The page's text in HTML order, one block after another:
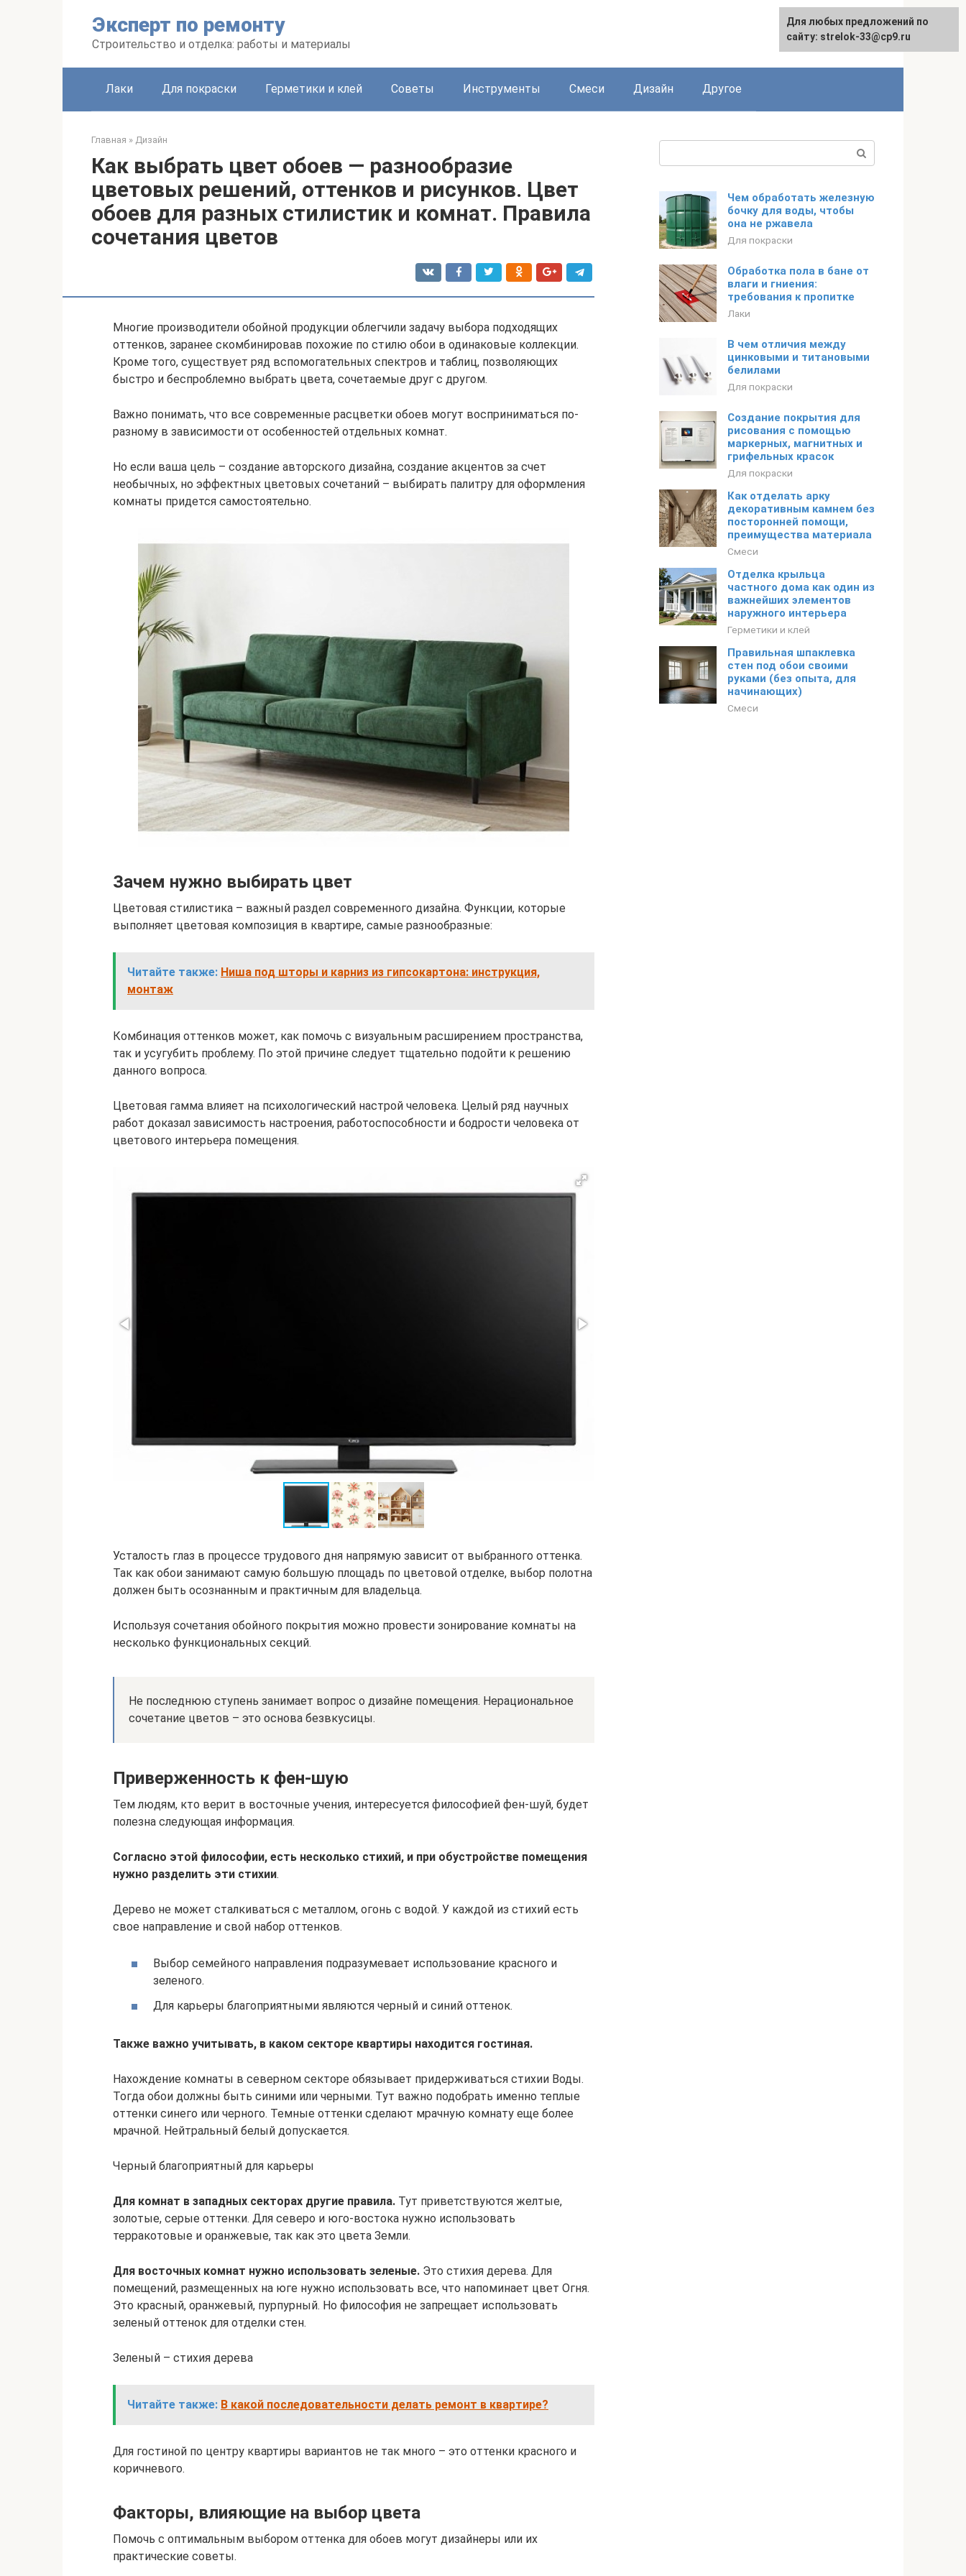
Эксперт по ремонту
Строительство и отделка: работы и материалы
Лаки Для покраски Герметики и клей Советы Инструменты Смеси Дизайн Другое
Главная » Дизайн
Как выбрать цвет обоев — разнообразие
цветовых решений, оттенков и рисунков. Цвет
обоев для разных стилистик и комнат. Правила
сочетания цветов
Многие производители обойной продукции облегчили задачу выбора подходящих
оттенков, заранее скомбинировав похожие по стилю обои в одинаковые коллекции.
Кроме того, существует ряд вспомогательных спектров и таблиц, позволяющих
быстро и беспроблемно выбрать цвета, сочетаемые друг с другом.
Важно понимать, что все современные расцветки обоев могут восприниматься по-
разному в зависимости от особенностей отдельных комнат.
Но если ваша цель – создание авторского дизайна, создание акцентов за счет
необычных, но эффектных цветовых сочетаний – выбирать палитру для оформления
комнаты придется самостоятельно.
Зачем нужно выбирать цвет
Цветовая стилистика – важный раздел современного дизайна. Функции, которые
выполняет цветовая композиция в квартире, самые разнообразные:
Читайте также: Ниша под шторы и карниз из гипсокартона: инструкция,
монтаж
Комбинация оттенков может, как помочь с визуальным расширением пространства,
так и усугубить проблему. По этой причине следует тщательно подойти к решению
данного вопроса.
Цветовая гамма влияет на психологический настрой человека. Целый ряд научных
работ доказал зависимость настроения, работоспособности и бодрости человека от
цветового интерьера помещения.
Усталость глаз в процессе трудового дня напрямую зависит от выбранного оттенка.
Так как обои занимают самую большую площадь по цветовой отделке, выбор полотна
должен быть осознанным и практичным для владельца.
Используя сочетания обойного покрытия можно провести зонирование комнаты на
несколько функциональных секций.
Не последнюю ступень занимает вопрос о дизайне помещения. Нерациональное
сочетание цветов – это основа безвкусицы.
Приверженность к фен-шую
Тем людям, кто верит в восточные учения, интересуется философией фен-шуй, будет
полезна следующая информация.
Согласно этой философии, есть несколько стихий, и при обустройстве помещения
нужно разделить эти стихии.
Дерево не может сталкиваться с металлом, огонь с водой. У каждой из стихий есть
свое направление и свой набор оттенков.
Выбор семейного направления подразумевает использование красного и
зеленого.
Для карьеры благоприятными являются черный и синий оттенок.
Также важно учитывать, в каком секторе квартиры находится гостиная.
Нахождение комнаты в северном секторе обязывает придерживаться стихии Воды.
Тогда обои должны быть синими или черными. Тут важно подобрать именно теплые
оттенки синего или черного. Темные оттенки сделают мрачную комнату еще более
мрачной. Нейтральный белый допускается.
Черный благоприятный для карьеры
Для комнат в западных секторах другие правила. Тут приветствуются желтые,
золотые, серые оттенки. Для северо и юго-востока нужно использовать
терракотовые и оранжевые, так как это цвета Земли.
Для восточных комнат нужно использовать зеленые. Это стихия дерева. Для
помещений, размещенных на юге нужно использовать все, что напоминает цвет Огня.
Это красный, оранжевый, пурпурный. Но философия не запрещает использовать
зеленый оттенок для отделки стен.
Зеленый – стихия дерева
Читайте также: В какой последовательности делать ремонт в квартире?
Для гостиной по центру квартиры вариантов не так много – это оттенки красного и
коричневого.
Факторы, влияющие на выбор цвета
Помочь с оптимальным выбором оттенка для обоев могут дизайнеры или их
практические советы.
Чем обработать железную
бочку для воды, чтобы
она не ржавела
Для покраски
Обработка пола в бане от
влаги и гниения:
требования к пропитке
Лаки
В чем отличия между
цинковыми и титановыми
белилами
Для покраски
Создание покрытия для
рисования с помощью
маркерных, магнитных и
грифельных красок
Для покраски
Как отделать арку
декоративным камнем без
посторонней помощи,
преимущества материала
Смеси
Отделка крыльца
частного дома как один из
важнейших элементов
наружного интерьера
Герметики и клей
Правильная шпаклевка
стен под обои своими
руками (без опыта, для
начинающих)
Смеси
Для любых предложений по
сайту: strelok-33@cp9.ru
Для любых предложений по
сайту: strelok-33@cp9.ru